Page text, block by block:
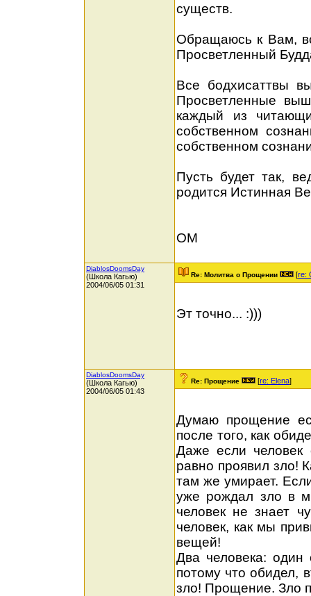
существ.
Обращаюсь к Вам,
Просветленный
Все бодхисаттвы
Просветленные
каждый из
собственном
собственном
Пусть будет так,
родится Истинная
ОМ
DiablosDoomsDay
(Школа Кагью)
2004/06/05 01:31
Re: Молитва о Прощении [re:
Эт точно... :)))
DiablosDoomsDay
(Школа Кагью)
2004/06/05 01:43
Re: Прощение [re: Elena]
Думаю прощение
после того, как
Даже если человек
равно проявил зло!
там же умирает.
уже рождал зло в
человек не знает
человек, как мы
вещей!
Два человека:
потому что обидел,
зло! Прощение. Зло